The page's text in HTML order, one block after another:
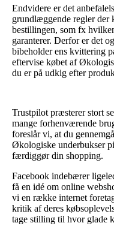
Endvidere er det
grundlæggende regler der
bestillingen, som fx
garanterer. Derfor er det
bibeholder ens kvittering
eftervise købet af
du er på udkig efter
Trustpilot præsterer stort
mange forhenværende
foreslår vi, at du
Økologiske underbukser
færdiggør din shopping.
Facebook indebærer
få en idé om online
vi en række internet
kritik af deres
tage stilling til hvor glade